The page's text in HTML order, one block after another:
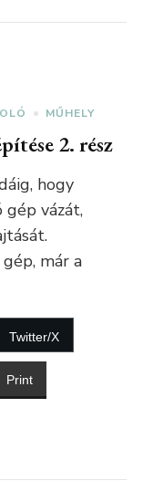
MŰHELY
2. rész
hogy
vázát,
már a
Twitter/X
Print